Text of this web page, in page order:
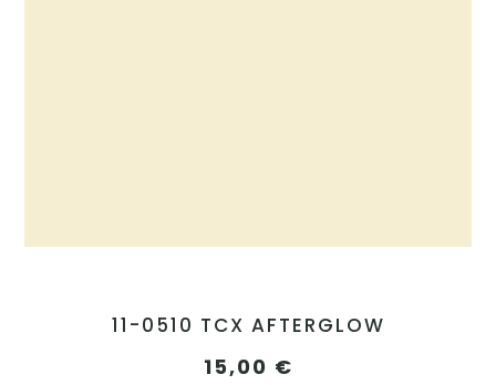
11-0510 TCX AFTERGLOW
15,00 €